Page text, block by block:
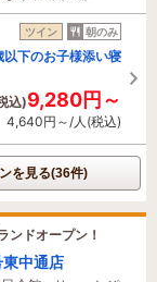
ツイン 朝のみ
下のお子様添い寝
込)9,280円～
4,640円～/人(税込)
を見る(36件)
ンドオープン！
中通店